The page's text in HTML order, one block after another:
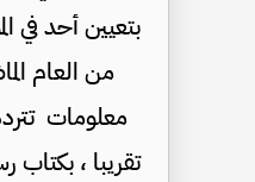
من العام
تقريبا ،